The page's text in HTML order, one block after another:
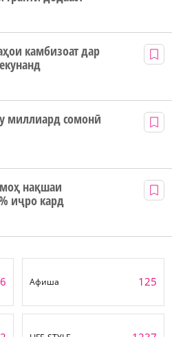
камбизоат дар
миллиард сомонӣ
нақшаи
иҷро кард
6 Афиша 125